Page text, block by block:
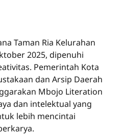
Taman Ria Kelurahan
2025, dipenuhi
Pemerintah Kota
dan Arsip Daerah
Mbojo Literation
dan intelektual yang
lebih mencintai